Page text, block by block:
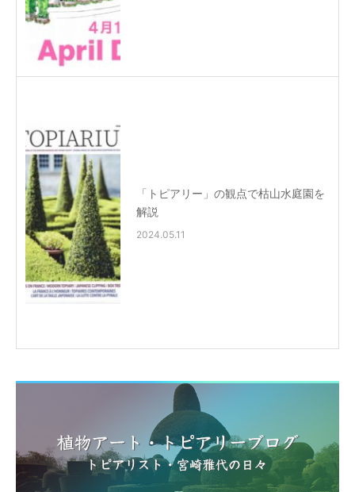
「トピアリー」の観点で枯山水庭園を
解説
2024.05.11